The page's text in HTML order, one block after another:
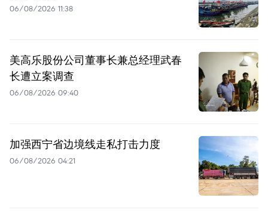
06/08/2026 11:38
美高乐股份公司董事长兼总经理武春
长遭立案调查
06/08/2026 09:40
加强西宁省边境线走私打击力度
06/08/2026 04:21